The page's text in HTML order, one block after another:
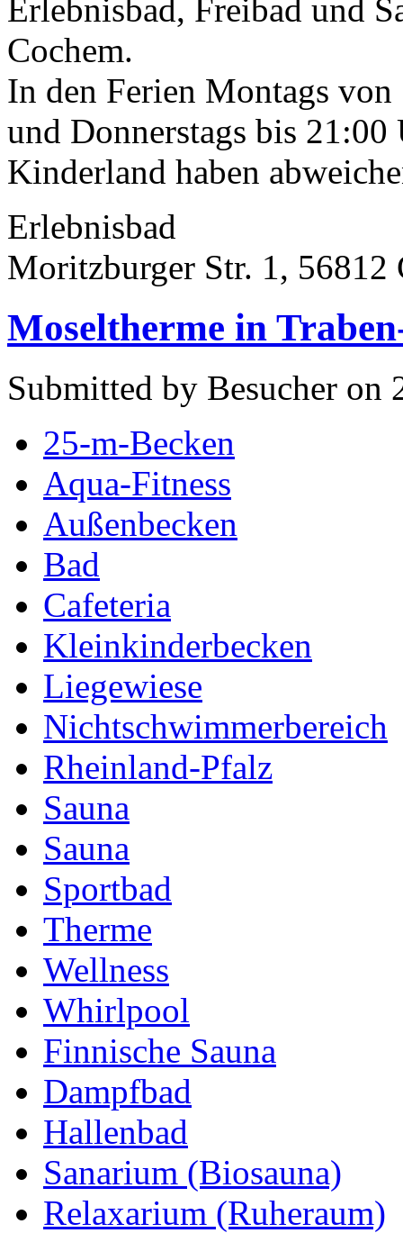
Erlebnisbad, Freibad und
Cochem.
In den Ferien Montags
und Donnerstags bis
Kinderland haben
Erlebnisbad
Moritzburger Str. 1, 56812
Moseltherme in
Submitted by Besucher
25-m-Becken
Aqua-Fitness
Außenbecken
Bad
Cafeteria
Kleinkinderbecken
Liegewiese
Nichtschwimmerbereich
Rheinland-Pfalz
Sauna
Sauna
Sportbad
Therme
Wellness
Whirlpool
Finnische Sauna
Dampfbad
Hallenbad
Sanarium (Biosauna)
Relaxarium (Ruheraum)